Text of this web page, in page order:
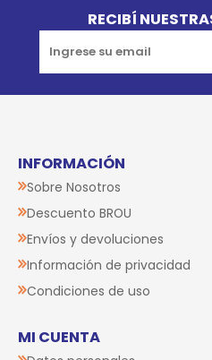
RECIBÍ
INFORMACIÓN
Sobre Nosotros
Descuento BROU
Envíos y devoluciones
Información de privacidad
Condiciones de uso
MI CUENTA